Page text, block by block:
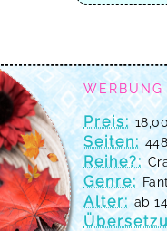
Preis:
Seiten: 448
Reihe?:
Genre:
Alter: ab